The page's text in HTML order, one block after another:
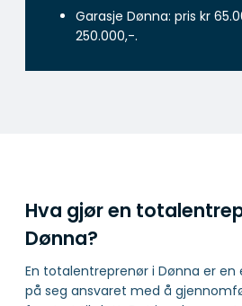
Garasje Dønna: pris kr
250.000,-.
Hva gjør en
Dønna?
En totalentreprenør i Dønna er
på seg ansvaret med å